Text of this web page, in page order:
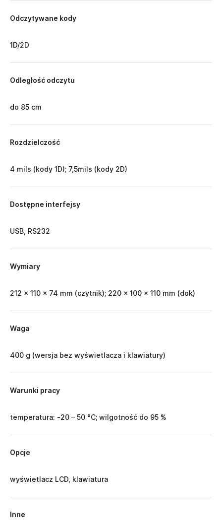
Odczytywane kody
1D/2D
Odległość odczytu
do 85 cm
Rozdzielczość
4 mils (kody 1D); 7,5mils (kody 2D)
Dostępne interfejsy
USB, RS232
Wymiary
212 x 110 x 74 mm (czytnik); 220 x 100 x 110 mm (dok)
Waga
400 g (wersja bez wyświetlacza i klawiatury)
Warunki pracy
temperatura: -20 – 50 °C; wilgotność do 95 %
Opcje
wyświetlacz LCD, klawiatura
Inne